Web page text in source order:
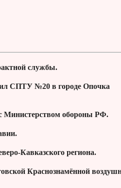
службы.
СПТУ №20 в городе Опочка
Министерством обороны РФ.
Кавказского региона.
Краснознамённой